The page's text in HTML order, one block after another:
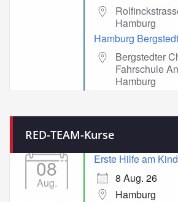
Hamburg
Hamburg Bergstedt
Bergstedter
Fahrschule
Hamburg
RED-TEAM-Kurse
08
Aug.
Erste Hilfe am
8 Aug. 26
Hamburg